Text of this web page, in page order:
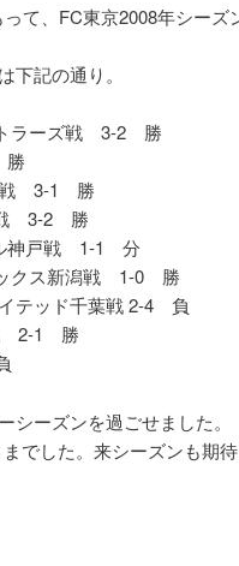
て、FC東京2008年シーズ
記の通り。
ラーズ戦 3-2 勝
戦 3-1 勝
戦 3-2 勝
神戸戦 1-1 分
クス新潟戦 1-0 勝
テッド千葉戦 2-4 負
2-1 勝
ーズンを過ごせました。
でした。来シーズンも期